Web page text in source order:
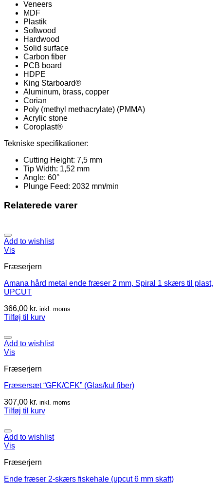
Veneers
MDF
Plastik
Softwood
Hardwood
Solid surface
Carbon fiber
PCB board
HDPE
King Starboard®
Aluminum, brass, copper
Corian
Poly (methyl methacrylate) (PMMA)
Acrylic stone
Coroplast®
Tekniske specifikationer:
Cutting Height: 7,5 mm
Tip Width: 1,52 mm
Angle: 60°
Plunge Feed: 2032 mm/min
Relaterede varer
Add to wishlist
Vis
Fræserjern
Amana hård metal ende fræser 2 mm, Spiral 1 skærs til plast,
UPCUT
366,00 kr. inkl. moms
Tilføj til kurv
Add to wishlist
Vis
Fræserjern
Fræsersæt “GFK/CFK” (Glas/kul fiber)
307,00 kr. inkl. moms
Tilføj til kurv
Add to wishlist
Vis
Fræserjern
Ende fræser 2-skærs fiskehale (upcut 6 mm skaft)